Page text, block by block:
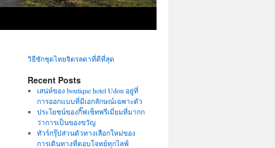
วิธีซักชุดไทยจิตรลดาที่ดีที่สุด
Recent Posts
เสน่ห์ของ boutique hotel Udon อยู่ที่
การออกแบบที่มีเอกลักษณ์เฉพาะตัว
ประโยชน์ของกิ๊ฟเซ็ทพรีเมี่ยมที่มากก
ว่าการเป็นของขวัญ
ทัวร์กรุ๊ปส่วนตัวทางเลือกใหม่ของ
การเดินทางที่ตอบโจทย์ทุกไลฟ์